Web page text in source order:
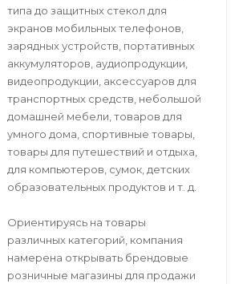
типа до защитных стекол для
экранов мобильных телефонов,
зарядных устройств, портативных
аккумуляторов, аудиопродукции,
видеопродукции, аксессуаров для
транспортных средств, небольшой
домашней мебели, товаров для
умного дома, спортивные товары,
товары для путешествий и отдыха,
для компьютеров, сумок, детских
образовательных продуктов и т. д.
Ориентируясь на товары
различных категорий, компания
намерена открывать брендовые
розничные магазины для продажи